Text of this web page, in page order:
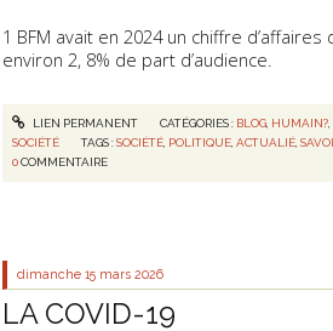
1 BFM avait en 2024 un chiffre
environ 2, 8% de part d’audience.
LIEN PERMANENT CATÉGORIES : BLOG, HUMAIN?,
SOCIÉTÉ
TAGS :SOCIÉTÉ POLITIQUE ,ACTUALIÉ ,
0COMMENTAIRE
dimanche 15 mars 2026
LA COVID-19